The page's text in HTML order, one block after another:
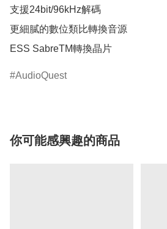
支援24bit/96kHz解碼
更細膩的數位類比轉換音源
ESS SabreTM轉換晶片
AudioQuest
你可能感興趣的商品